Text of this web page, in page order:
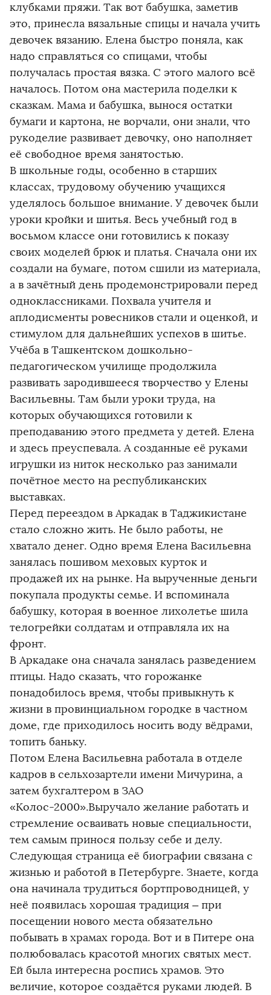
клубками пряжи. Так вот бабушка, заметив
это, принесла вязальные спицы и начала учить
девочек вязанию. Елена быстро поняла, как
надо справляться со спицами, чтобы
получалась простая вязка. С этого малого всё
началось. Потом она мастерила поделки к
сказкам. Мама и бабушка, вынося остатки
бумаги и картона, не ворчали, они знали, что
рукоделие развивает девочку, оно наполняет
её свободное время занятостью.
В школьные годы, особенно в старших
классах, трудовому обучению учащихся
уделялось большое внимание. У девочек были
уроки кройки и шитья. Весь учебный год в
восьмом классе они готовились к показу
своих моделей брюк и платья. Сначала они их
создали на бумаге, потом сшили из материала,
а в зачётный день продемонстрировали перед
одноклассниками. Похвала учителя и
аплодисменты ровесников стали и оценкой, и
стимулом для дальнейших успехов в шитье.
Учёба в Ташкентском дошкольно-
педагогическом училище продолжила
развивать зародившееся творчество у Елены
Васильевны. Там были уроки труда, на
которых обучающихся готовили к
преподаванию этого предмета у детей. Елена
и здесь преуспевала. А созданные её руками
игрушки из ниток несколько раз занимали
почётное место на республиканских
выставках.
Перед переездом в Аркадак в Таджикистане
стало сложно жить. Не было работы, не
хватало денег. Одно время Елена Васильевна
занялась пошивом меховых курток и
продажей их на рынке. На вырученные деньги
покупала продукты семье. И вспоминала
бабушку, которая в военное лихолетье шила
телогрейки солдатам и отправляла их на
фронт.
В Аркадаке она сначала занялась разведением
птицы. Надо сказать, что горожанке
понадобилось время, чтобы привыкнуть к
жизни в провинциальном городке в частном
доме, где приходилось носить воду вёдрами,
топить баньку.
Потом Елена Васильевна работала в отделе
кадров в сельхозартели имени Мичурина, а
затем бухгалтером в ЗАО
«Колос-2000».Выручало желание работать и
стремление осваивать новые специальности,
тем самым принося пользу себе и делу.
Следующая страница её биографии связана с
жизнью и работой в Петербурге. Знаете, когда
она начинала трудиться бортпроводницей, у
неё появилась хорошая традиция – при
посещении нового места обязательно
побывать в храмах города. Вот и в Питере она
полюбовалась красотой многих святых мест.
Ей была интересна роспись храмов. Это
величие, которое создаётся руками людей. В